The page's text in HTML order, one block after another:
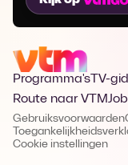
Programma's TV-
Route naar VTM
Gebruiksvoorwaarden
Cookie instellingen